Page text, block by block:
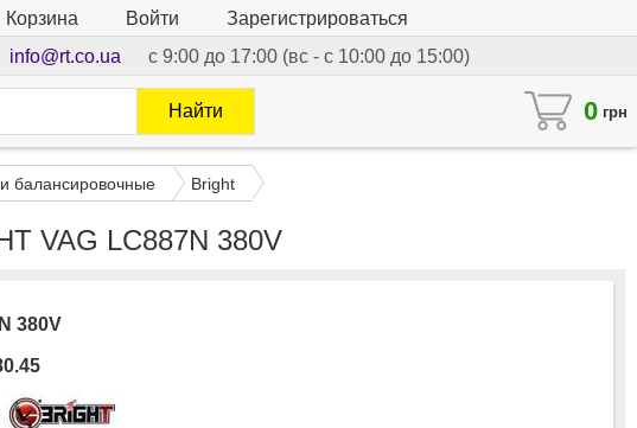
Корзина Войти
Зарегистрироваться
info@rt.co.ua с 9:00 до 17:00 (вс - с 10:00 до 15:00)
0 грн
Найти
балансировочные Bright
VAG LC887N 380V
380V